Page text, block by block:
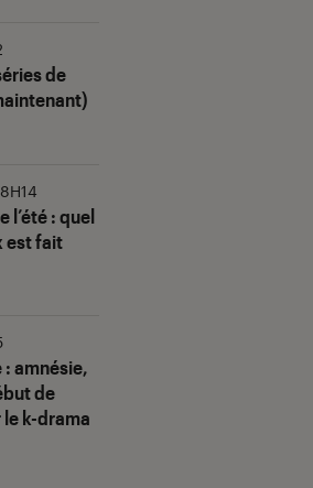
de
l’été : quel
est fait
: amnésie,
de
k-drama